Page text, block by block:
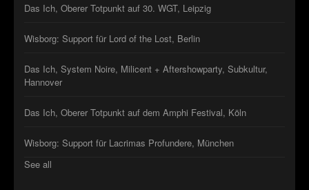
Das Ich, Oberer Totpunkt auf 30. WGT, Leipzig
Wisborg: Support für Lord of the Lost, Berlin
Das Ich, System Noire, Milicent + Aftershowparty, Subkultur,
Hannover
Das Ich, Oberer Totpunkt auf dem Amphi Festival, Köln
Wisborg: Support für Lacrimas Profundere, München
See all